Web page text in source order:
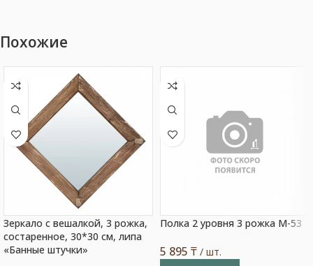
Похожие
Зеркало с вешалкой, 3 рожка,
состаренное, 30*30 см, липа
«Банные штучки»
Полка 2 уровня 3 рожка М-53
5 895 ₸ / шт.